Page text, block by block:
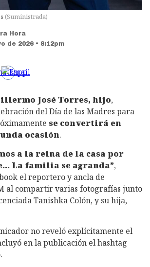
(Suministrada)
Hora
de 2026 • 8:12pm
José Torres, hijo,
del Día de las Madres para
se convertirá en
ocasión.
a la reina de la casa por
La familia se agranda”,
el reportero y ancla de
al compartir varias fotografías junto
Tanishka Colón, y su hija,
no reveló explícitamente el
en la publicación el hashtag